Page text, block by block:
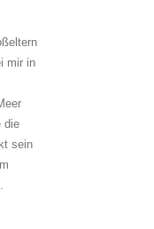
mir in
die
sein